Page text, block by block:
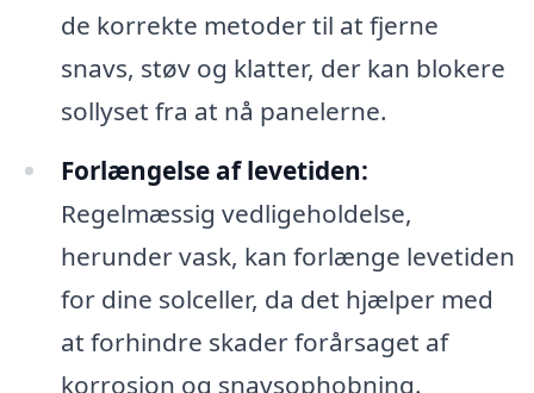
de korrekte metoder til at fjerne
snavs, støv og klatter, der kan blokere
sollyset fra at nå panelerne.
Forlængelse af levetiden:
Regelmæssig vedligeholdelse,
herunder vask, kan forlænge levetiden
for dine solceller, da det hjælper med
at forhindre skader forårsaget af
korrosion og snavsophobning.